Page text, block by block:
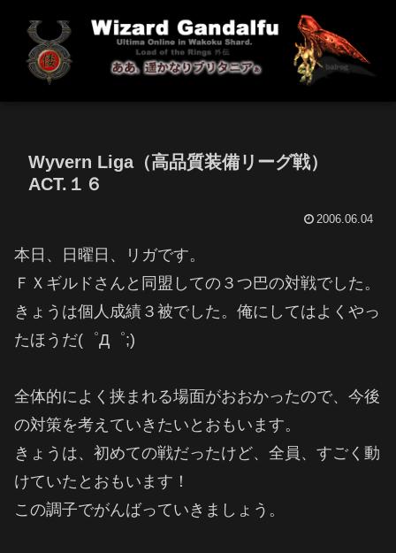
Wyvern Liga（高品質装備リーグ戦）
ACT.１６
2006.06.04
本日、日曜日、リガです。
ＦＸギルドさんと同盟しての３つ巴の対戦でした。
きょうは個人成績３被でした。俺にしてはよくやっ
たほうだ(゜Д゜;)
全体的によく挟まれる場面がおおかったので、今後
の対策を考えていきたいとおもいます。
きょうは、初めての戦だったけど、全員、すごく動
けていたとおもいます！
この調子でがんばっていきましょう。